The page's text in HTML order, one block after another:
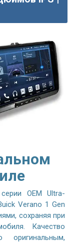
OEM Ultra-
Verano 1 Gen
сохраняя при
Качество
оригинальным,